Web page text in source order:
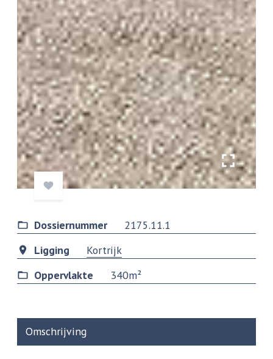
Dossiernummer
2175.11.1
Ligging
Kortrijk
Oppervlakte
340m²
Omschrijving